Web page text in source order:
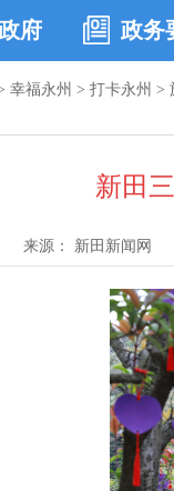
府 政务
幸福永州 > 打卡永州 >
新田
来源： 新田新闻网